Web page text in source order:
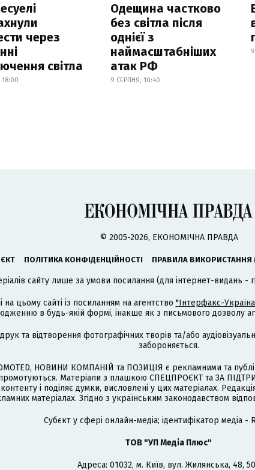
через
світла
18:00
Одещина частково
без світла після
однієї з
наймасштабніших
атак РФ
9 СЕРПНЯ, 10:40
© 2005-2026, ЕКОНОМІЧНА ПРАВДА
ПОЛІТИКА КОНФІДЕНЦІЙНОСТІ ПРАВИЛА ВИКОРИСТАННЯ
сайту лише за умови посилання (для інтернет-видань -
на цьому сайті із посиланням на агентство "Інтерфакс-
в будь-якій формі, інакше як з письмового дозволу
та відтворення фотографічних творів та/або
забороняється.
НОВИНИ КОМПАНІЙ та ПОЗИЦІЯ є рекламними та
промотуються. Матеріали з плашкою СПЕЦПРОЄКТ та ЗА
і поділяє думки, висловлені у цих матеріалах.
матеріалах. Згідно з українським законодавством
Cубєкт у сфері онлайн-медіа; ідентифікатор медіа -
ТОВ "УП Медіа Плюс"
Адреса: 01032, м. Київ, вул. Жилянська, 48,